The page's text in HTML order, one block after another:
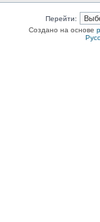
Перейти:
Создано на основе